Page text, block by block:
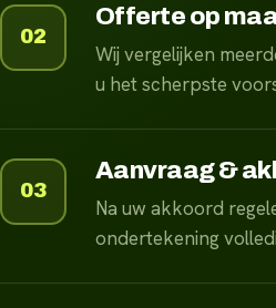
02
Offerte op
Wij vergelijken
u het scherpste
03
Aanvraag &
Na uw akkoord
ondertekening